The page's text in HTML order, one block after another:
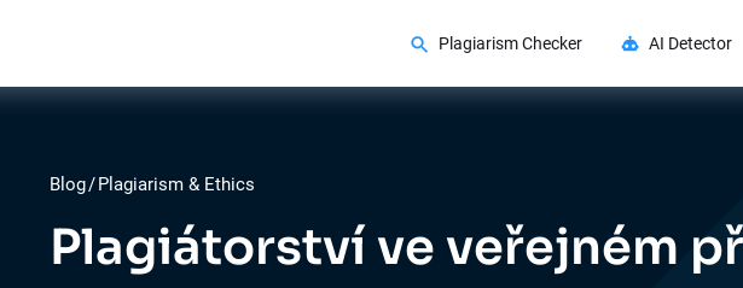
Plagiarism Checker AI Detector
Blog/Plagiarism & Ethics
Plagiátorství ve veřejném